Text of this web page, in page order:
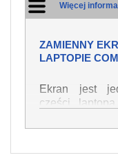
Więcej
ZAMIENNY
LAPTOPIE
Ekran jest
części
żeby był jak
on do